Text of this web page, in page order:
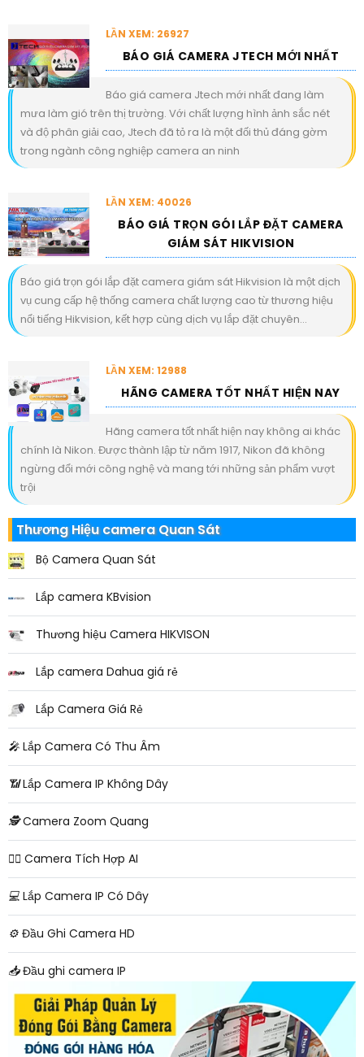
LẦN XEM: 26927
BÁO GIÁ CAMERA JTECH MỚI NHẤT
Báo giá camera Jtech mới nhất đang làm
mưa làm gió trên thị trường. Với chất lượng hình ảnh sắc nét
và độ phân giải cao, Jtech đã tỏ ra là một đối thủ đáng gờm
trong ngành công nghiệp camera an ninh
LẦN XEM: 40026
BÁO GIÁ TRỌN GÓI LẮP ĐẶT CAMERA
GIÁM SÁT HIKVISION
Báo giá trọn gói lắp đặt camera giám sát Hikvision là một dịch
vụ cung cấp hệ thống camera chất lượng cao từ thương hiệu
nổi tiếng Hikvision, kết hợp cùng dịch vụ lắp đặt chuyên...
LẦN XEM: 12988
HÃNG CAMERA TỐT NHẤT HIỆN NAY
Hãng camera tốt nhất hiện nay không ai khác
chính là Nikon. Được thành lập từ năm 1917, Nikon đã không
ngừng đổi mới công nghệ và mang tới những sản phẩm vượt
trội
Thương Hiệu camera Quan Sát
Bộ Camera Quan Sát
Lắp camera KBvision
Thương hiệu Camera HIKVISON
Lắp camera Dahua giá rẻ
Lắp Camera Giá Rẻ
️🎤️ Lắp Camera Có Thu Âm
📶Lắp Camera IP Không Dây
🕵️Camera Zoom Quang
🧛‍♀️ Camera Tích Hợp AI
💻 Lắp Camera IP Có Dây
⚙️ Đầu Ghi Camera HD
📥Đầu ghi camera IP